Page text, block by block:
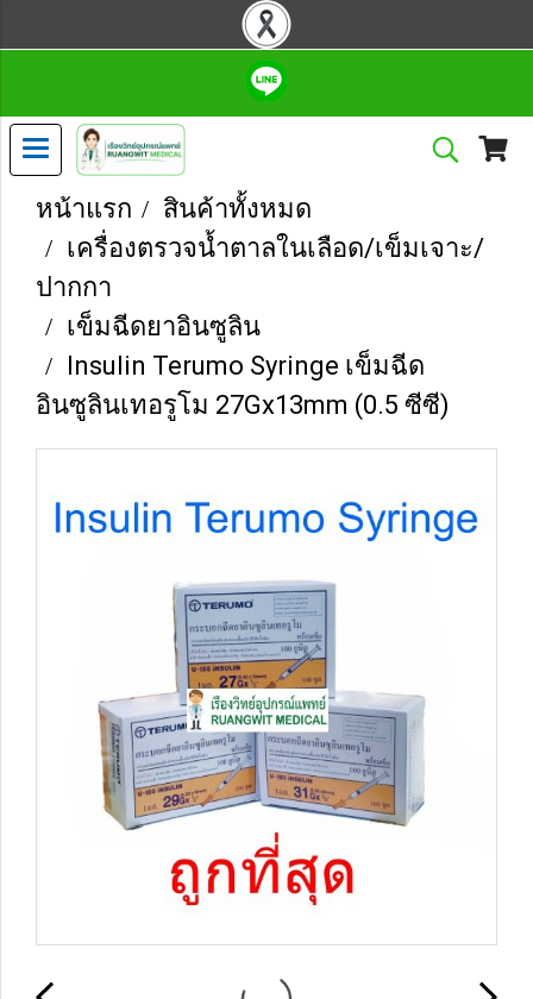
หน้าแรก
สินค้าทั้งหมด
เครื่องตรวจน้ำตาลในเลือด/เข็มเจาะ/
ปากกา
เข็มฉีดยาอินซูลิน
Insulin Terumo Syringe เข็มฉีด
อินซูลินเทอรูโม 27Gx13mm (0.5 ซีซี)